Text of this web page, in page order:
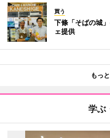
買う
下條「そばの城
ェ提供
もっ
学ぶ